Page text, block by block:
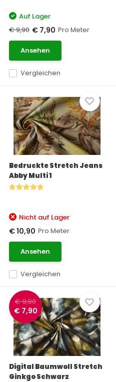
Vergleichen
Auf Lager
€ 9,90 € 7,90 Pro Meter
Ansehen
Bedruckte Stretch Jeans
Abby Multi 1
Vergleichen
Nicht auf Lager
€ 10,90 Pro Meter
Ansehen
€ 9,90
€ 7,90
Digital Baumwoll Stretch
Ginkgo Schwarz